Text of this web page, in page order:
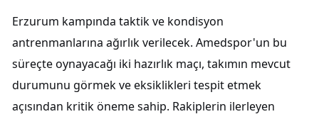
Erzurum kampında taktik ve kondisyon
antrenmanlarına ağırlık verilecek. Amedspor'un bu
süreçte oynayacağı iki hazırlık maçı, takımın mevcut
durumunu görmek ve eksiklikleri tespit etmek
açısından kritik öneme sahip. Rakiplerin ilerleyen